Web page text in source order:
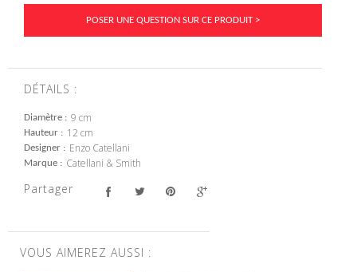
POSER UNE QUESTION SUR CE PRODUIT >
DÉTAILS :
Diamètre 9 cm
Hauteur 12 cm
Designer Enzo Catellani
Marque Catellani & Smith
Partager
VOUS AIMEREZ AUSSI :